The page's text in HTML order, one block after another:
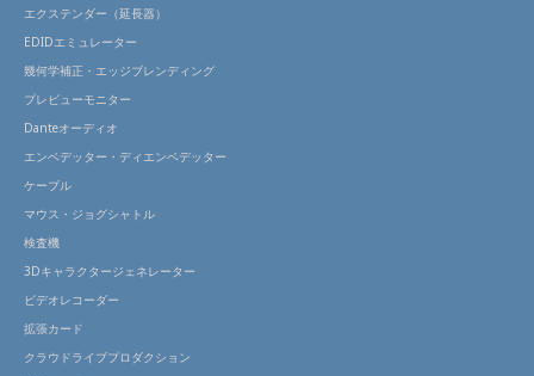
エクステンダー（延長器）
EDIDエミュレーター
幾何学補正・エッジブレンディング
プレビューモニター
Danteオーディオ
エンベデッター・ディエンベデッター
ケーブル
マウス・ジョグシャトル
検査機
3Dキャラクタージェネレーター
ビデオレコーダー
拡張カード
クラウドライブプロダクション